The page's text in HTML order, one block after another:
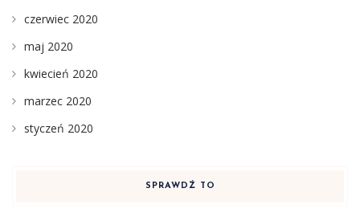
czerwiec 2020
maj 2020
kwiecień 2020
marzec 2020
styczeń 2020
SPRAWDŹ TO